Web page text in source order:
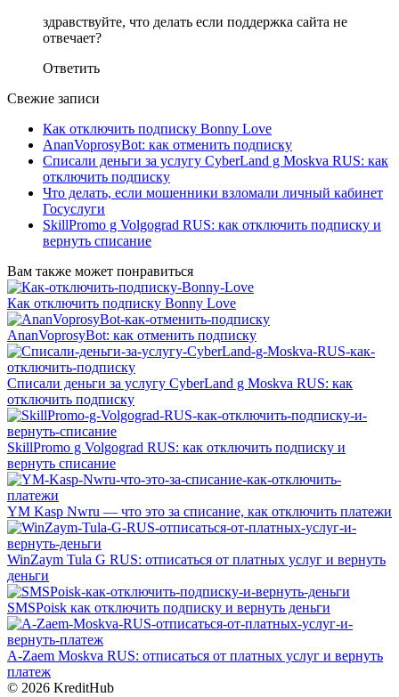
здравствуйте, что делать если поддержка сайта не
отвечает?
Ответить
Свежие записи
Как отключить подписку Bonny Love
AnanVoprosyBot: как отменить подписку
Списали деньги за услугу CyberLand g Moskva RUS: как
отключить подписку
Что делать, если мошенники взломали личный кабинет
Госуслуги
SkillPromo g Volgograd RUS: как отключить подписку и
вернуть списание
Вам также может понравиться
Как отключить подписку Bonny Love
AnanVoprosyBot: как отменить подписку
Списали деньги за услугу CyberLand g Moskva RUS: как
отключить подписку
SkillPromo g Volgograd RUS: как отключить подписку и
вернуть списание
YM Kasp Nwru — что это за списание, как отключить платежи
WinZaym Tula G RUS: отписаться от платных услуг и вернуть
деньги
SMSPoisk как отключить подписку и вернуть деньги
A-Zaem Moskva RUS: отписаться от платных услуг и вернуть
платеж
© 2026 KreditHub